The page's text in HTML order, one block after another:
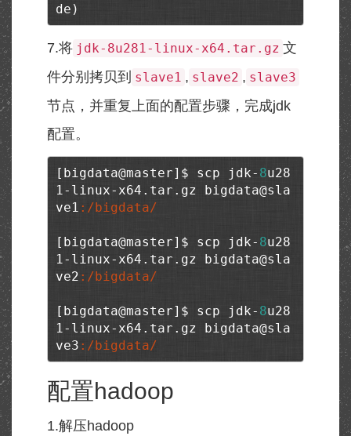
de)
7.将 jdk-8u281-linux-x64.tar.gz 文
件分别拷贝到 slave1 , slave2 , slave3
节点，并重复上面的配置步骤，完成jdk
配置。
[bigdata@master]$ scp jdk- 8u28
1-linux-x64.tar.gz bigdata@sla
ve1 :/bigdata/
[bigdata@master]$ scp jdk- 8u28
1-linux-x64.tar.gz bigdata@sla
ve2 :/bigdata/
[bigdata@master]$ scp jdk- 8u28
1-linux-x64.tar.gz bigdata@sla
ve3 :/bigdata/
配置hadoop
1.解压hadoop